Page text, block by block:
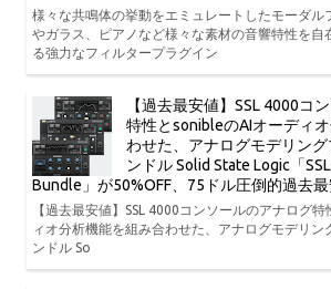
様々な共鳴体の挙動をエミュレートしたモーダル
やガラス、ピアノなど様々な素材の音響特性を自
る強力なフィルタープラグイン
【過去最安値】SSL 4000コ
特性とsonibleのAIオーディ
わせた、アナログモデリン
ンドル Solid State Logic「
Bundle」が50%OFF、75ドル圧倒的過去最
【過去最安値】SSL 4000コンソールのアナログ
ィオ分析機能を組み合わせた、アナログモデリン
ンドル So